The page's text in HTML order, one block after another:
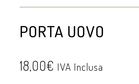
PORTA UOVO
18,00€ IVA Inclusa